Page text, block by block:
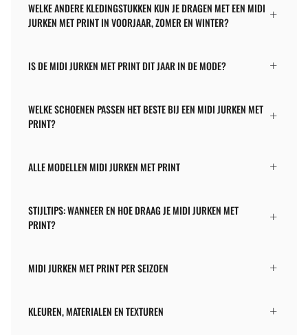
WELKE ANDERE KLEDINGSTUKKEN KUN JE DRAGEN MET EEN MIDI
JURKEN MET PRINT IN VOORJAAR, ZOMER EN WINTER?
IS DE MIDI JURKEN MET PRINT DIT JAAR IN DE MODE?
WELKE SCHOENEN PASSEN HET BESTE BIJ EEN MIDI JURKEN MET
PRINT?
ALLE MODELLEN MIDI JURKEN MET PRINT
STIJLTIPS: WANNEER EN HOE DRAAG JE MIDI JURKEN MET
PRINT?
MIDI JURKEN MET PRINT PER SEIZOEN
KLEUREN, MATERIALEN EN TEXTUREN